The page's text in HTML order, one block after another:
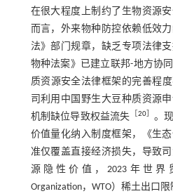
在很大程度上制约了生物资源
而言，外来物种防控依赖低效
法》部门规章，缺乏专项法律
物种法案》已建立联邦-地方协
质资源安全法律框架的完善程
司利用中国野生大豆种质资源
机制缺位导致权益流失
20］ 。
价值量化纳入制度框架，《生
准仅覆盖直接经济损失，导致
源隐性价值，2023年世界
Organization，WTO）稀土出口